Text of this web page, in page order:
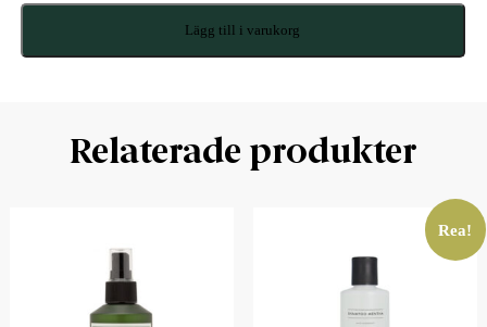
Lägg till i varukorg
Relaterade produkter
Rea!